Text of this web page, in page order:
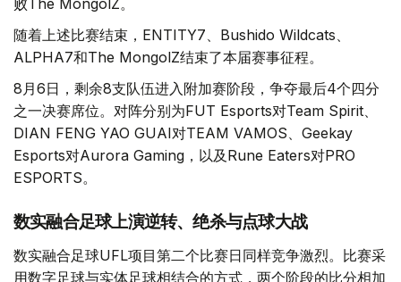
败The MongolZ。
随着上述比赛结束，ENTITY7、Bushido Wildcats、
ALPHA7和The MongolZ结束了本届赛事征程。
8月6日，剩余8支队伍进入附加赛阶段，争夺最后4个四分
之一决赛席位。对阵分别为FUT Esports对Team Spirit、
DIAN FENG YAO GUAI对TEAM VAMOS、Geekay
Esports对Aurora Gaming，以及Rune Eaters对PRO
ESPORTS。
数实融合足球上演逆转、绝杀与点球大战
数实融合足球UFL项目第二个比赛日同样竞争激烈。比赛采
用数字足球与实体足球相结合的方式，两个阶段的比分相加